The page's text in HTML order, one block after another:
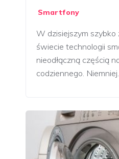
Smartfony
W dzisiejszym szybko
świecie technologii
nieodłączną częścią
codziennego.